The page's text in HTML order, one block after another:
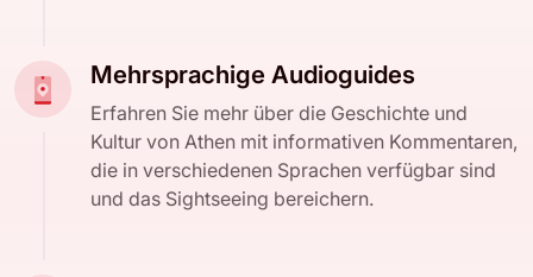
Mehrsprachige Audioguides
Erfahren Sie mehr über die Geschichte und
Kultur von Athen mit informativen Kommentaren,
die in verschiedenen Sprachen verfügbar sind
und das Sightseeing bereichern.